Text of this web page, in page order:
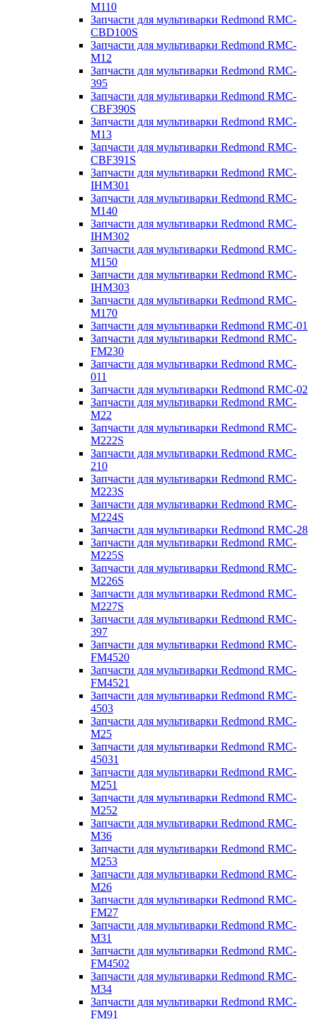
M110
Запчасти для мультиварки Redmond RMC-
CBD100S
Запчасти для мультиварки Redmond RMC-
M12
Запчасти для мультиварки Redmond RMC-
395
Запчасти для мультиварки Redmond RMC-
CBF390S
Запчасти для мультиварки Redmond RMC-
M13
Запчасти для мультиварки Redmond RMC-
CBF391S
Запчасти для мультиварки Redmond RMC-
IHM301
Запчасти для мультиварки Redmond RMC-
M140
Запчасти для мультиварки Redmond RMC-
IHM302
Запчасти для мультиварки Redmond RMC-
M150
Запчасти для мультиварки Redmond RMC-
IHM303
Запчасти для мультиварки Redmond RMC-
M170
Запчасти для мультиварки Redmond RMC-01
Запчасти для мультиварки Redmond RMC-
FM230
Запчасти для мультиварки Redmond RMC-
011
Запчасти для мультиварки Redmond RMC-02
Запчасти для мультиварки Redmond RMC-
M22
Запчасти для мультиварки Redmond RMC-
M222S
Запчасти для мультиварки Redmond RMC-
210
Запчасти для мультиварки Redmond RMC-
M223S
Запчасти для мультиварки Redmond RMC-
M224S
Запчасти для мультиварки Redmond RMC-28
Запчасти для мультиварки Redmond RMC-
M225S
Запчасти для мультиварки Redmond RMC-
M226S
Запчасти для мультиварки Redmond RMC-
M227S
Запчасти для мультиварки Redmond RMC-
397
Запчасти для мультиварки Redmond RMC-
FM4520
Запчасти для мультиварки Redmond RMC-
FM4521
Запчасти для мультиварки Redmond RMC-
4503
Запчасти для мультиварки Redmond RMC-
M25
Запчасти для мультиварки Redmond RMC-
45031
Запчасти для мультиварки Redmond RMC-
M251
Запчасти для мультиварки Redmond RMC-
M252
Запчасти для мультиварки Redmond RMC-
M36
Запчасти для мультиварки Redmond RMC-
M253
Запчасти для мультиварки Redmond RMC-
M26
Запчасти для мультиварки Redmond RMC-
FM27
Запчасти для мультиварки Redmond RMC-
M31
Запчасти для мультиварки Redmond RMC-
FM4502
Запчасти для мультиварки Redmond RMC-
M34
Запчасти для мультиварки Redmond RMC-
FM91